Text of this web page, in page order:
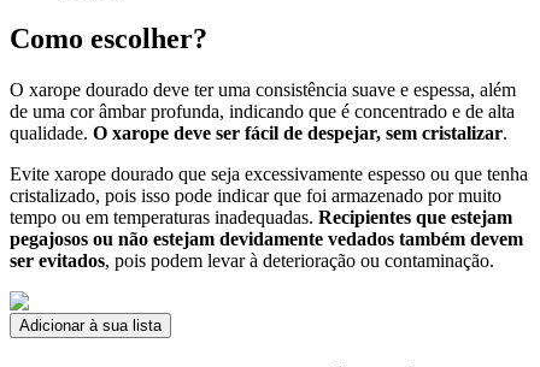
Como escolher?
O xarope dourado deve ter uma consistência suave e espessa, além
de uma cor âmbar profunda, indicando que é concentrado e de alta
qualidade. O xarope deve ser fácil de despejar, sem cristalizar.
Evite xarope dourado que seja excessivamente espesso ou que tenha
cristalizado, pois isso pode indicar que foi armazenado por muito
tempo ou em temperaturas inadequadas. Recipientes que estejam
pegajosos ou não estejam devidamente vedados também devem
ser evitados, pois podem levar à deterioração ou contaminação.
Adicionar à sua lista